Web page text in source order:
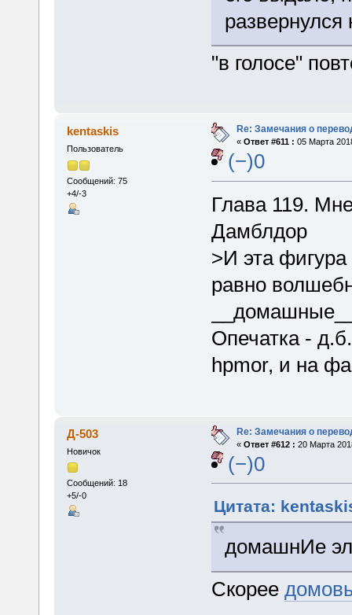
развернулся
"в голосе"
kentaskis
Пользователь
Сообщений: 75
+4/-3
Re: Замечания о
« Ответ #611 : 05 Марта
(−)0
Глава 119.
Дамблдор
>И эта
равно
Опечатка -
hpmor, и на
Д-503
Новичок
Сообщений: 18
+5/-0
Re: Замечания о
« Ответ #612 : 20 Марта
(−)0
Цитата:
домашнИе
Скорее